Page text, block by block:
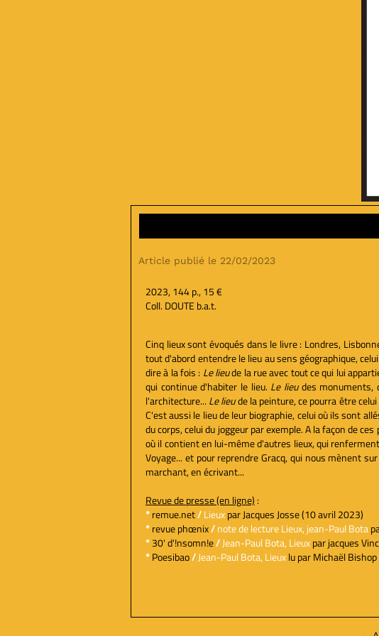
Article publié le 22/02/2023
2023, 144 p., 15 €
Coll. DOUTE b.a.t.
Cinq lieux sont évoqués dans le livre : Londres,
tout d'abord entendre le lieu au sens géographique,
dire à la fois : Le lieude la rue avec tout ce qui lui
qui continue d'habiter le lieu. Le lieudes monuments,
l'architecture... Le lieude la peinture, ce pourra être celui
C'est aussi le lieu de leur biographie, celui où ils sont
du corps, celui du joggeur par exemple.A la façon de
où il contient en lui-même d'autres lieux, qui
Voyage... et pour reprendre Gracq, qui nous mènent sur
marchant, en écrivant...
Revue de presse (en ligne) :
*remue.net/Lieuxpar Jacques Josse (10 avril 2023)
*revue phœnix/note de lecture Lieux, jean-Paul Bota
*30' d'!nsomn!e/Jean-PaulBota, Lieuxpar jacques
*Poesibao/Jean-Paul Bota, Lieuxlu par Michaël